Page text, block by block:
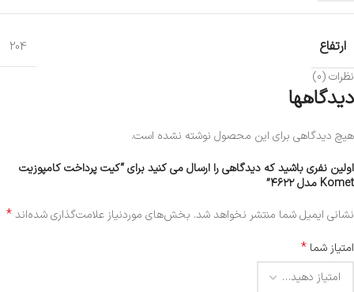
ارتفاع
204
نظرات (0)
دیدگاهها
هیچ دیدگاهی برای این محصول نوشته نشده است.
اولین نفری باشید که دیدگاهی را ارسال می کنید برای “کیت پرداخت کامپوزیت
Komet مدل ۴۶۲۲”
نشانی ایمیل شما منتشر نخواهد شد. بخش‌های موردنیاز علامت‌گذاری شده‌اند*
امتیاز شما *